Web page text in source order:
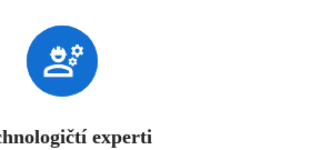
experti